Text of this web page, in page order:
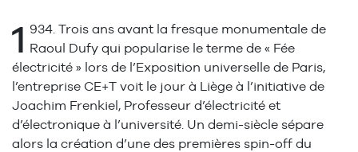
1 934. Trois ans avant la fresque monumentale de
Raoul Dufy qui popularise le terme de « Fée
électricité » lors de l’Exposition universelle de Paris,
l’entreprise CE+T voit le jour à Liège à l’initiative de
Joachim Frenkiel, Professeur d’électricité et
d’électronique à l’université. Un demi-siècle sépare
alors la création d’une des premières spin-off du